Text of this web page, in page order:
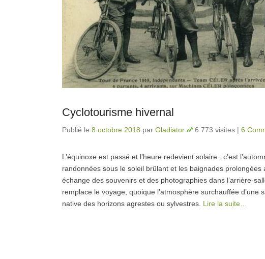
Cyclotourisme hivernal
Publié le 8 octobre 2018 par Gladiator 6 773 visites | 6
L’équinoxe est passé et l’heure redevient solaire : c’est
randonnées sous le soleil brûlant et les baignades prolongées
échange des souvenirs et des photographies dans l’arrière-
remplace le voyage, quoique l’atmosphère surchauffée
native des horizons agrestes ou sylvestres. Lire la suite…